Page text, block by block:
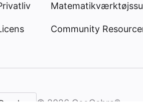
Community
© 2026 GeoGebra®